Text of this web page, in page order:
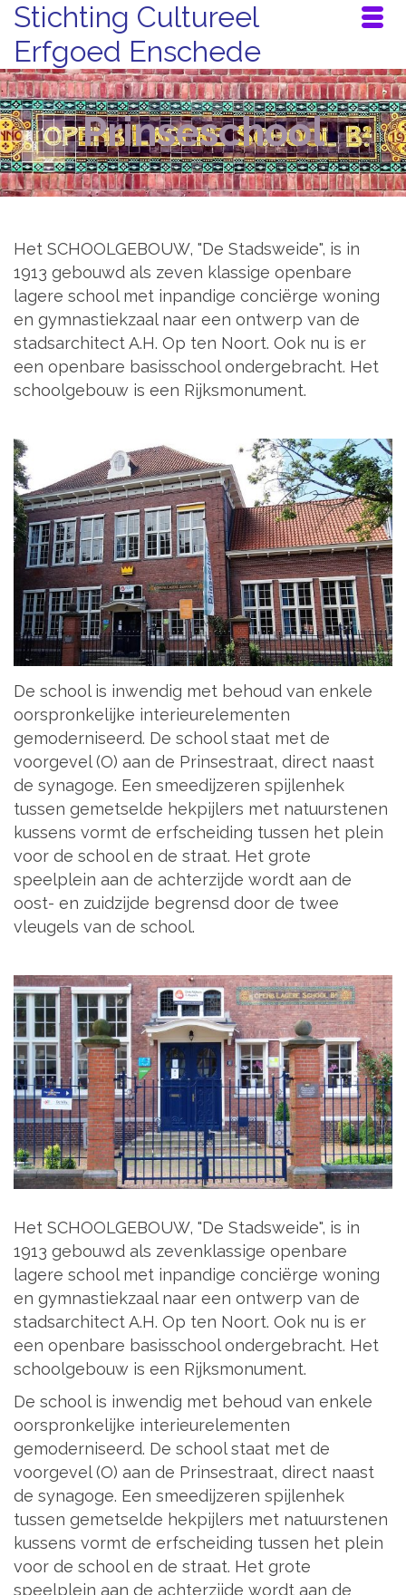
Stichting Cultureel
Erfgoed Enschede
Prinseschool
Het SCHOOLGEBOUW, "De Stadsweide", is in
1913 gebouwd als zeven klassige openbare
lagere school met inpandige conciërge woning
en gymnastiekzaal naar een ontwerp van de
stadsarchitect A.H. Op ten Noort. Ook nu is er
een openbare basisschool ondergebracht. Het
schoolgebouw is een Rijksmonument.
De school is inwendig met behoud van enkele
oorspronkelijke interieurelementen
gemoderniseerd. De school staat met de
voorgevel (O) aan de Prinsestraat, direct naast
de synagoge. Een smeedijzeren spijlenhek
tussen gemetselde hekpijlers met natuurstenen
kussens vormt de erfscheiding tussen het plein
voor de school en de straat. Het grote
speelplein aan de achterzijde wordt aan de
oost- en zuidzijde begrensd door de twee
vleugels van de school.
Het SCHOOLGEBOUW, "De Stadsweide", is in
1913 gebouwd als zevenklassige openbare
lagere school met inpandige conciërge woning
en gymnastiekzaal naar een ontwerp van de
stadsarchitect A.H. Op ten Noort. Ook nu is er
een openbare basisschool ondergebracht. Het
schoolgebouw is een Rijksmonument.
De school is inwendig met behoud van enkele
oorspronkelijke interieurelementen
gemoderniseerd. De school staat met de
voorgevel (O) aan de Prinsestraat, direct naast
de synagoge. Een smeedijzeren spijlenhek
tussen gemetselde hekpijlers met natuurstenen
kussens vormt de erfscheiding tussen het plein
voor de school en de straat. Het grote
speelplein aan de achterzijde wordt aan de